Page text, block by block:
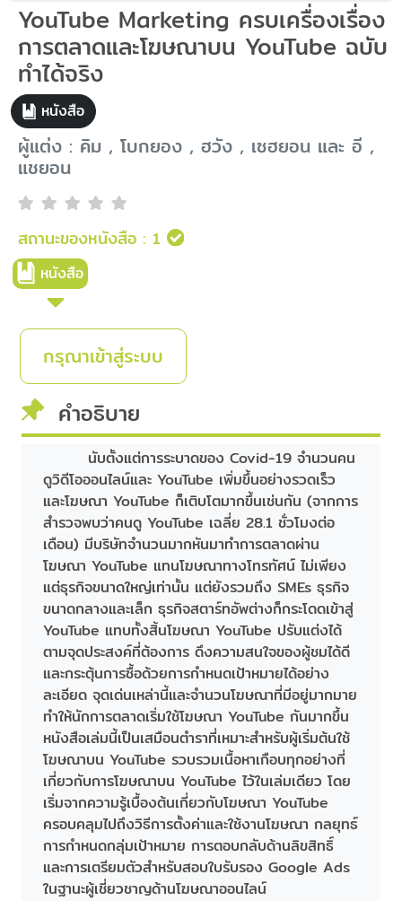
YouTube Marketing ครบเครื่องเรื่อง
การตลาดและโฆษณาบน YouTube ฉบับ
ทำได้จริง
หนังสือ
ผู้แต่ง : คิม , โบกยอง , ฮวัง , เซฮยอน และ อี ,
แชยอน
สถานะของหนังสือ : 1
หนังสือ
กรุณาเข้าสู่ระบบ
คำอธิบาย
นับตั้งแต่การระบาดของ Covid-19 จำนวนคน
ดูวิดีโอออนไลน์และ YouTube เพิ่มขึ้นอย่างรวดเร็ว
และโฆษณา YouTube ก็เติบโตมากขึ้นเช่นกัน (จากการ
สำรวจพบว่าคนดู YouTube เฉลี่ย 28.1 ชั่วโมงต่อ
เดือน) มีบริษัทจำนวนมากหันมาทำการตลาดผ่าน
โฆษณา YouTube แทนโฆษณาทางโทรทัศน์ ไม่เพียง
แต่ธุรกิจขนาดใหญ่เท่านั้น แต่ยังรวมถึง SMEs ธุรกิจ
ขนาดกลางและเล็ก ธุรกิจสตาร์ทอัพต่างก็กระโดดเข้าสู่
YouTube แทบทั้งสิ้นโฆษณา YouTube ปรับแต่งได้
ตามจุดประสงค์ที่ต้องการ ดึงความสนใจของผู้ชมได้ดี
และกระตุ้นการซื้อด้วยการกำหนดเป้าหมายได้อย่าง
ละเอียด จุดเด่นเหล่านี้และจำนวนโฆษณาที่มีอยู่มากมาย
ทำให้นักการตลาดเริ่มใช้โฆษณา YouTube กันมากขึ้น
หนังสือเล่มนี้เป็นเสมือนตำราที่เหมาะสำหรับผู้เริ่มต้นใช้
โฆษณาบน YouTube รวบรวมเนื้อหาเกือบทุกอย่างที่
เกี่ยวกับการโฆษณาบน YouTube ไว้ในเล่มเดียว โดย
เริ่มจากความรู้เบื้องต้นเกี่ยวกับโฆษณา YouTube
ครอบคลุมไปถึงวิธีการตั้งค่าและใช้งานโฆษณา กลยุทธ์
การกำหนดกลุ่มเป้าหมาย การตอบกลับด้านลิขสิทธิ์
และการเตรียมตัวสำหรับสอบใบรับรอง Google Ads
ในฐานะผู้เชี่ยวชาญด้านโฆษณาออนไลน์